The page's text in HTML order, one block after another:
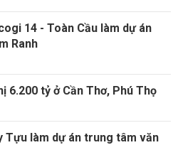
14 - Toàn Cầu làm dự án
Ranh
6.200 tỷ ở Cần Thơ, Phú Thọ
Tựu làm dự án trung tâm văn